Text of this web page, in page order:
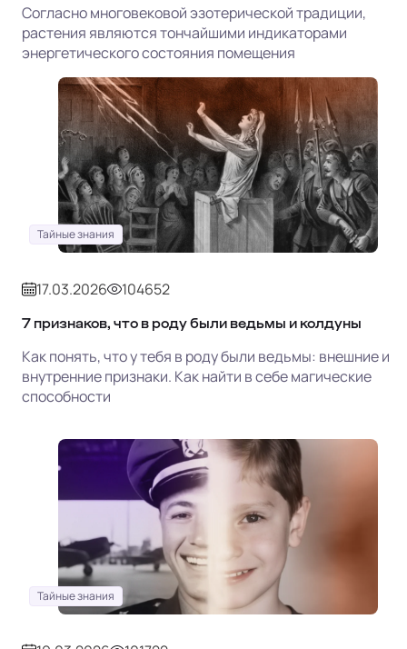
Согласно многовековой эзотерической традиции,
растения являются тончайшими индикаторами
энергетического состояния помещения
Тайные знания
17.03.2026 104652
7 признаков, что в роду были ведьмы и колдуны
Как понять, что у тебя в роду были ведьмы: внешние и
внутренние признаки. Как найти в себе магические
способности
Тайные знания